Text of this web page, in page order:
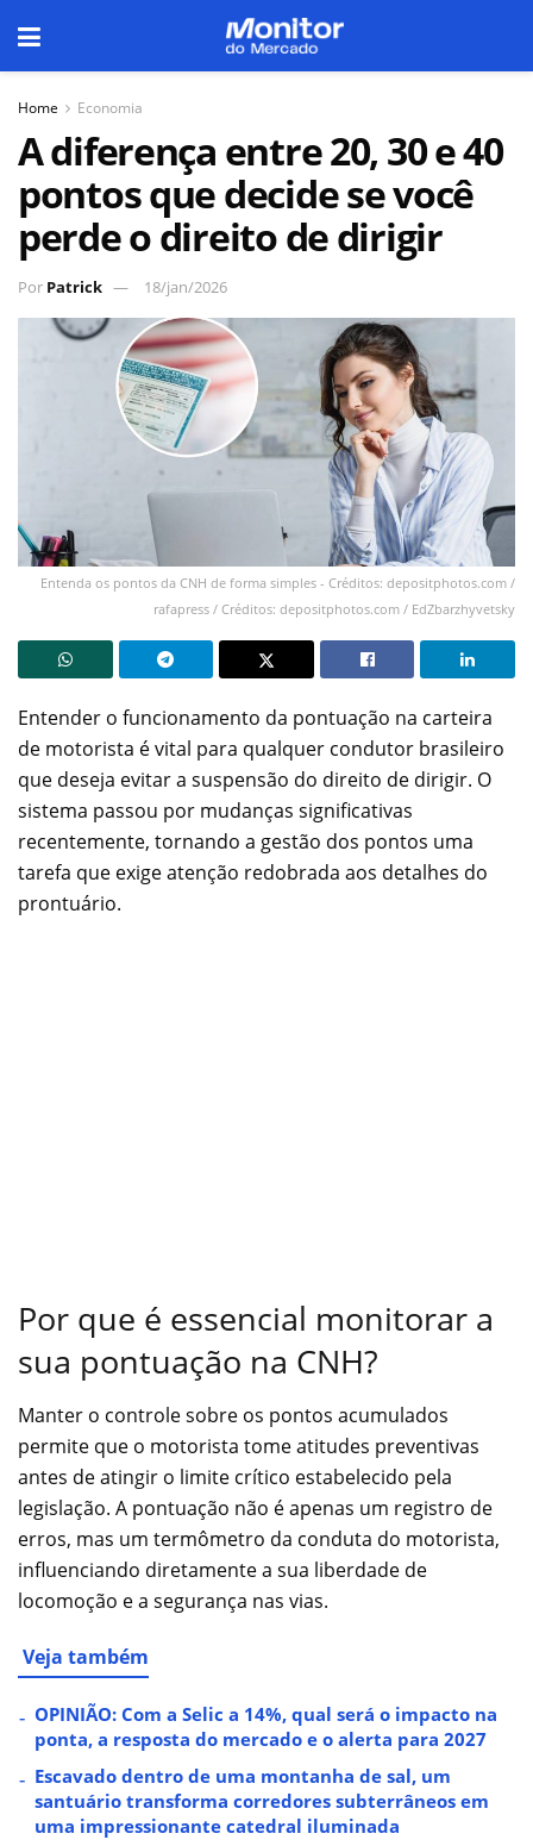
Home Economia
A diferença entre 20, 30 e 40
pontos que decide se você
perde o direito de dirigir
Por Patrick 18/jan/2026
Entenda os pontos da CNH de forma simples - Créditos: depositphotos.com /
rafapress / Créditos: depositphotos.com / EdZbarzhyvetsky
Entender o funcionamento da pontuação na carteira
de motorista é vital para qualquer condutor brasileiro
que deseja evitar a suspensão do direito de dirigir. O
sistema passou por mudanças significativas
recentemente, tornando a gestão dos pontos uma
tarefa que exige atenção redobrada aos detalhes do
prontuário.
Por que é essencial monitorar a
sua pontuação na CNH?
Manter o controle sobre os pontos acumulados
permite que o motorista tome atitudes preventivas
antes de atingir o limite crítico estabelecido pela
legislação. A pontuação não é apenas um registro de
erros, mas um termômetro da conduta do motorista,
influenciando diretamente a sua liberdade de
locomoção e a segurança nas vias.
Veja também
OPINIÃO: Com a Selic a 14%, qual será o impacto na
ponta, a resposta do mercado e o alerta para 2027
Escavado dentro de uma montanha de sal, um
santuário transforma corredores subterrâneos em
uma impressionante catedral iluminada